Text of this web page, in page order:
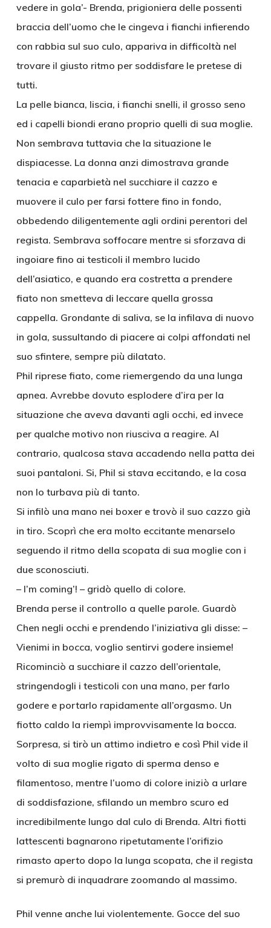
vedere in gola’- Brenda, prigioniera delle possenti
braccia dell’uomo che le cingeva i fianchi infierendo
con rabbia sul suo culo, appariva in difficoltà nel
trovare il giusto ritmo per soddisfare le pretese di
tutti.
La pelle bianca, liscia, i fianchi snelli, il grosso seno
ed i capelli biondi erano proprio quelli di sua moglie.
Non sembrava tuttavia che la situazione le
dispiacesse. La donna anzi dimostrava grande
tenacia e caparbietà nel succhiare il cazzo e
muovere il culo per farsi fottere fino in fondo,
obbedendo diligentemente agli ordini perentori del
regista. Sembrava soffocare mentre si sforzava di
ingoiare fino ai testicoli il membro lucido
dell’asiatico, e quando era costretta a prendere
fiato non smetteva di leccare quella grossa
cappella. Grondante di saliva, se la infilava di nuovo
in gola, sussultando di piacere ai colpi affondati nel
suo sfintere, sempre più dilatato.
Phil riprese fiato, come riemergendo da una lunga
apnea. Avrebbe dovuto esplodere d’ira per la
situazione che aveva davanti agli occhi, ed invece
per qualche motivo non riusciva a reagire. Al
contrario, qualcosa stava accadendo nella patta dei
suoi pantaloni. Si, Phil si stava eccitando, e la cosa
non lo turbava più di tanto.
Si infilò una mano nei boxer e trovò il suo cazzo già
in tiro. Scoprì che era molto eccitante menarselo
seguendo il ritmo della scopata di sua moglie con i
due sconosciuti.
– I’m coming’! – gridò quello di colore.
Brenda perse il controllo a quelle parole. Guardò
Chen negli occhi e prendendo l’iniziativa gli disse: –
Vienimi in bocca, voglio sentirvi godere insieme!
Ricominciò a succhiare il cazzo dell’orientale,
stringendogli i testicoli con una mano, per farlo
godere e portarlo rapidamente all’orgasmo. Un
fiotto caldo la riempì improvvisamente la bocca.
Sorpresa, si tirò un attimo indietro e così Phil vide il
volto di sua moglie rigato di sperma denso e
filamentoso, mentre l’uomo di colore iniziò a urlare
di soddisfazione, sfilando un membro scuro ed
incredibilmente lungo dal culo di Brenda. Altri fiotti
lattescenti bagnarono ripetutamente l’orifizio
rimasto aperto dopo la lunga scopata, che il regista
si premurò di inquadrare zoomando al massimo.
Phil venne anche lui violentemente. Gocce del suo